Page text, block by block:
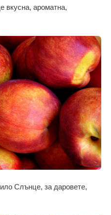
вкусна, ароматна,
Слънце, за даровете,